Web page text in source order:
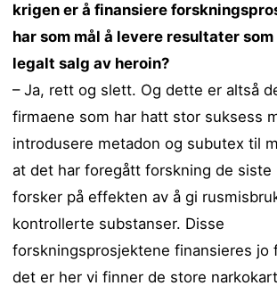
krigen er å finansiere
har som mål å levere resultater
legalt salg av heroin?
– Ja, rett og slett. Og dette er altså
firmaene som har hatt stor suksess
introdusere metadon og subutex til
at det har foregått forskning de siste
forsker på effekten av å gi
kontrollerte substanser. Disse
forskningsprosjektene finansieres jo
det er her vi finner de store